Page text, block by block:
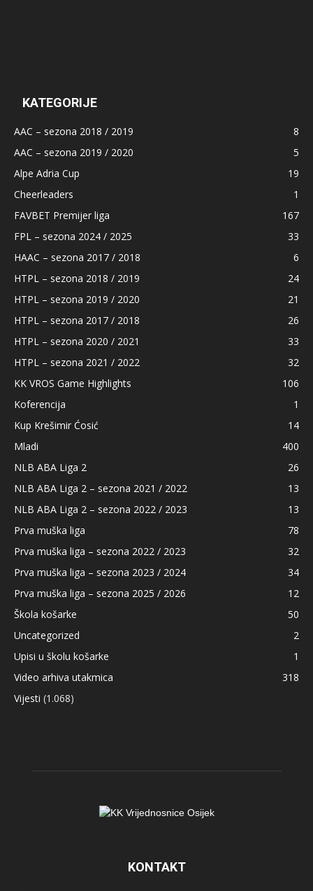
KATEGORIJE
AAC – sezona 2018 / 2019
8
AAC – sezona 2019 / 2020
5
Alpe Adria Cup
19
Cheerleaders
1
FAVBET Premijer liga
167
FPL – sezona 2024 / 2025
33
HAAC – sezona 2017 / 2018
6
HTPL – sezona 2018 / 2019
24
HTPL – sezona 2019 / 2020
21
HTPL – sezona 2017 / 2018
26
HTPL – sezona 2020 / 2021
33
HTPL – sezona 2021 / 2022
32
KK VROS Game Highlights
106
Koferencija
1
Kup Krešimir Ćosić
14
Mladi
400
NLB ABA Liga 2
26
NLB ABA Liga 2 – sezona 2021 / 2022
13
NLB ABA Liga 2 – sezona 2022 / 2023
13
Prva muška liga
78
Prva muška liga – sezona 2022 / 2023
32
Prva muška liga – sezona 2023 / 2024
34
Prva muška liga – sezona 2025 / 2026
12
Škola košarke
50
Uncategorized
2
Upisi u školu košarke
1
Video arhiva utakmica
318
Vijesti (1.068)
KONTAKT